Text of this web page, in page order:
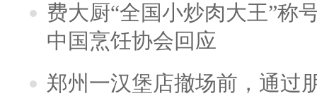
费大厨“全国小炒肉大王”称
中国烹饪协会回应
郑州一汉堡店撤场前，通过